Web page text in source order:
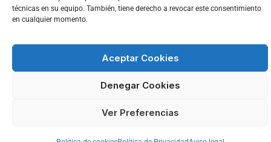
técnicas en su equipo. También, tiene derecho a revocar este consentimiento
en cualquier momento.
Aceptar Cookies
Denegar Cookies
Ver Preferencias